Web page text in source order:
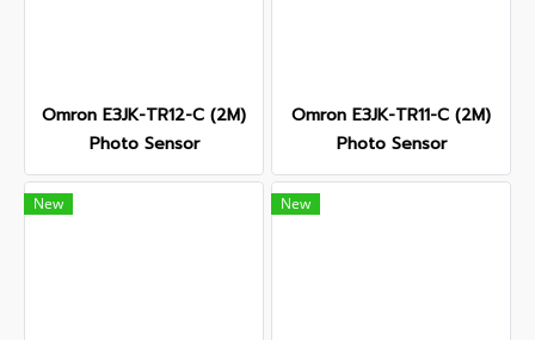
Omron E3JK-TR12-C (2M)
Photo Sensor
Omron E3JK-TR11-C (2M)
Photo Sensor
New New